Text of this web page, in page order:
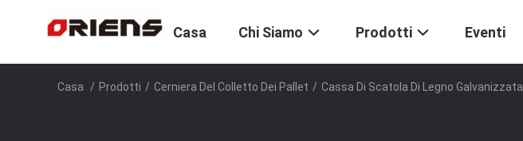
Casa Chi Siamo Prodotti Eventi
Casa / Prodotti / Cerniera Del Colletto Dei Pallet / Cassa Di Scatola Di Legno Galvanizzata